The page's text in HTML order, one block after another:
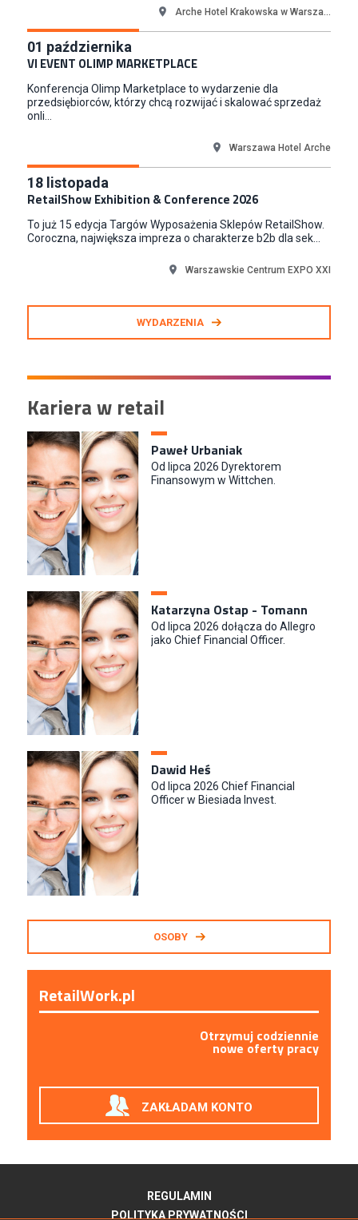
Content Creator (m/k)
Medicine
Junior RPA Developer (k/m)
Złotów
Arche Hotel Krakowska w Warsza...
01 października
VI EVENT OLIMP MARKETPLACE
Konferencja Olimp Marketplace to wydarzenie dla
przedsiębiorców, którzy chcą rozwijać i skalować sprzedaż
onli...
Warszawa Hotel Arche
18 listopada
RetailShow Exhibition & Conference 2026
To już 15 edycja Targów Wyposażenia Sklepów RetailShow.
Coroczna, największa impreza o charakterze b2b dla sek...
Warszawskie Centrum EXPO XXI
WYDARZENIA
Kariera w retail
Paweł Urbaniak
Od lipca 2026 Dyrektorem
Finansowym w Wittchen.
Katarzyna Ostap - Tomann
Od lipca 2026 dołącza do Allegro
jako Chief Financial Officer.
Dawid Heś
Od lipca 2026 Chief Financial
Officer w Biesiada Invest.
OSOBY
RetailWork.pl
Otrzymuj codziennie
nowe oferty pracy
ZAKŁADAM KONTO
REGULAMIN
POLITYKA PRYWATNOŚCI